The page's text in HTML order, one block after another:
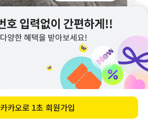
카카오로 1초 회원가입